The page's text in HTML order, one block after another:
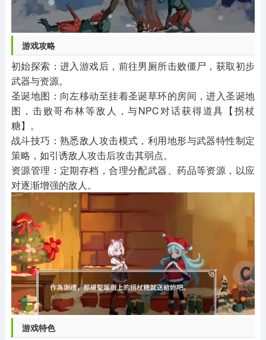
游戏攻略
初始探索：进入游戏后，前往男厕所击败僵尸，获取初步
武器与资源。
圣诞地图：向左移动至挂着圣诞草环的房间，进入圣诞地
图，击败哥布林等敌人，与NPC对话获得道具【拐杖
糖】。
战斗技巧：熟悉敌人攻击模式，利用地形与武器特性制定
策略，如引诱敌人攻击后攻击其弱点。
资源管理：定期存档，合理分配武器、药品等资源，以应
对逐渐增强的敌人。
游戏特色